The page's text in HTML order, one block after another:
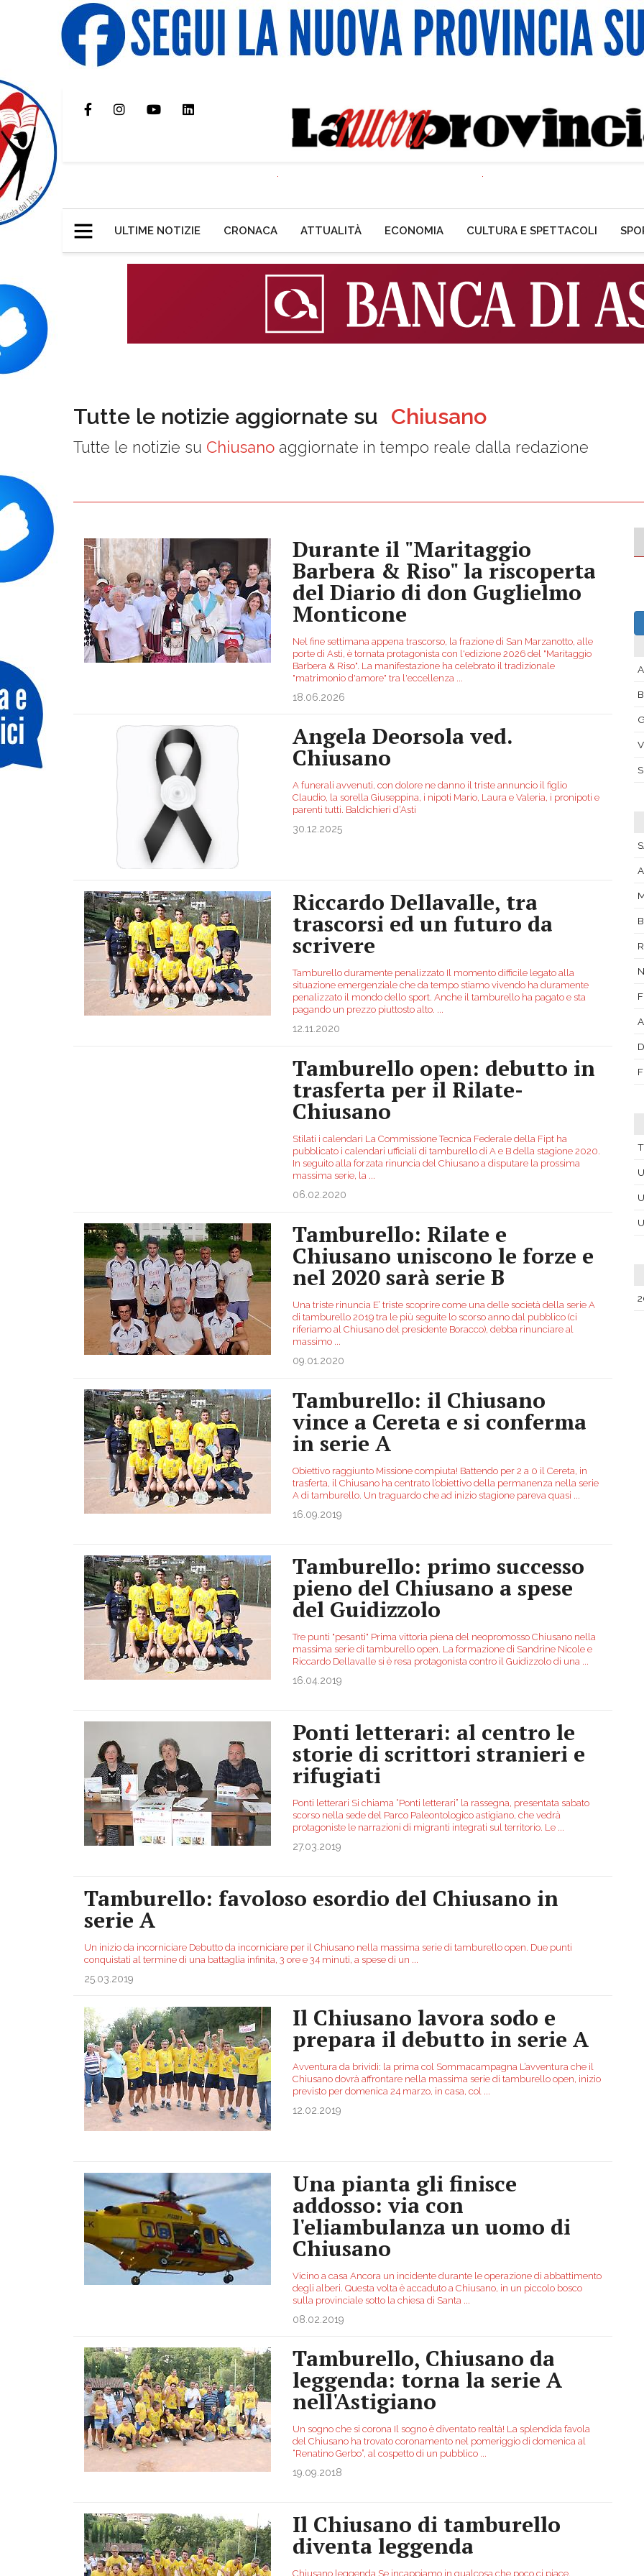
ULTIME NOTIZIE CRONACA ATTUALITÀ ECONOMIA CULTURA E SPETTACOLI
Tutte le notizie aggiornate su Chiusano
Tutte le notizie su Chiusano aggiornate in tempo reale dalla redazione
Durante il "Maritaggio
Barbera & Riso" la riscoperta
del Diario di don Guglielmo
Monticone
Nel fine settimana appena trascorso, la frazione di San Marzanotto, alle
porte di Asti, è tornata protagonista con l'edizione 2026 del "Maritaggio
Barbera & Riso". La manifestazione ha celebrato il tradizionale
"matrimonio d'amore" tra l'eccellenza
18.06.2026
Angela Deorsola ved.
Chiusano
A funerali avvenuti, con dolore ne danno il triste annuncio il figlio
Claudio, la sorella Giuseppina, i nipoti Mario, Laura e Valeria, i pronipoti e
parenti tutti. Baldichieri d’Asti
30.12.2025
Riccardo Dellavalle, tra
trascorsi ed un futuro da
scrivere
Tamburello duramente penalizzato Il momento difficile legato alla
situazione emergenziale che da tempo stiamo vivendo ha duramente
penalizzato il mondo dello sport. Anche il tamburello ha pagato e sta
pagando un prezzo piuttosto alto.
12.11.2020
Tamburello open: debutto in
trasferta per il Rilate-
Chiusano
Stilati i calendari La Commissione Tecnica Federale della Fipt ha
pubblicato i calendari ufficiali di tamburello di A e B della stagione 2020.
In seguito alla forzata rinuncia del Chiusano a disputare la prossima
massima serie, la
06.02.2020
Tamburello: Rilate e
Chiusano uniscono le forze e
nel 2020 sarà serie B
Una triste rinuncia E’ triste scoprire come una delle società della serie A
di tamburello 2019 tra le più seguite lo scorso anno dal pubblico (ci
riferiamo al Chiusano del presidente Boracco), debba rinunciare al
massimo
09.01.2020
Tamburello: il Chiusano
vince a Cereta e si conferma
in serie A
Obiettivo raggiunto Missione compiuta! Battendo per 2 a 0 il Cereta, in
trasferta, il Chiusano ha centrato l’obiettivo della permanenza nella serie
A di tamburello. Un traguardo che ad inizio stagione pareva quasi
16.09.2019
Tamburello: primo successo
pieno del Chiusano a spese
del Guidizzolo
Tre punti "pesanti" Prima vittoria piena del neopromosso Chiusano nella
massima serie di tamburello open. La formazione di Sandrine Nicole e
Riccardo Dellavalle si è resa protagonista contro il Guidizzolo di una
16.04.2019
Ponti letterari: al centro le
storie di scrittori stranieri e
rifugiati
Ponti letterari Si chiama “Ponti letterari” la rassegna, presentata sabato
scorso nella sede del Parco Paleontologico astigiano, che vedrà
protagoniste le narrazioni di migranti integrati sul territorio. Le
27.03.2019
Tamburello: favoloso esordio del Chiusano in
serie A
Un inizio da incorniciare Debutto da incorniciare per il Chiusano nella massima serie di tamburello open. Due punti
conquistati al termine di una battaglia infinita, 3 ore e 34 minuti, a spese di un
25.03.2019
Il Chiusano lavora sodo e
prepara il debutto in serie A
Avventura da brividi: la prima col Sommacampagna L’avventura che il
Chiusano dovrà affrontare nella massima serie di tamburello open, inizio
previsto per domenica 24 marzo, in casa, col
12.02.2019
Una pianta gli finisce
addosso: via con
l'eliambulanza un uomo di
Chiusano
Vicino a casa Ancora un incidente durante le operazione di abbattimento
degli alberi. Questa volta è accaduto a Chiusano, in un piccolo bosco
sulla provinciale sotto la chiesa di Santa
08.02.2019
Tamburello, Chiusano da
leggenda: torna la serie A
nell'Astigiano
Un sogno che si corona Il sogno è diventato realtà! La splendida favola
del Chiusano ha trovato coronamento nel pomeriggio di domenica al
“Renatino Gerbo”, al cospetto di un pubblico
19.09.2018
Il Chiusano di tamburello
diventa leggenda
Chiusano leggenda Se incappiamo in qualcosa che poco ci piace,